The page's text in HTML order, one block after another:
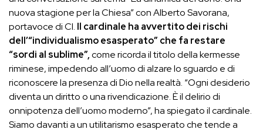
nuova stagione per la Chiesa” con Alberto Savorana,
portavoce di Cl. Il cardinale ha avvertito dei rischi
dell’“individualismo esasperato” che fa restare
“sordi al sublime”,come ricorda il titolo della kermesse
riminese, impedendo all’uomo di alzare lo sguardo e di
riconoscere la presenza di Dio nella realtà. “Ogni desiderio
diventa un diritto o una rivendicazione. È il delirio di
onnipotenza dell’uomo moderno”, ha spiegato il cardinale.
Siamo davanti a un utilitarismo esasperato che tende a